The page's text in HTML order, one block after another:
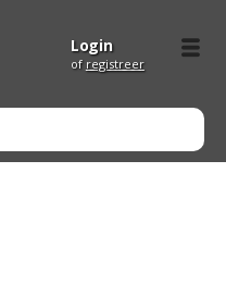
Login
of registreer